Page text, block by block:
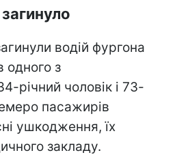
водій фургона
одного з
річний чоловік і 73-
пасажирів
ушкодження, їх
закладу.